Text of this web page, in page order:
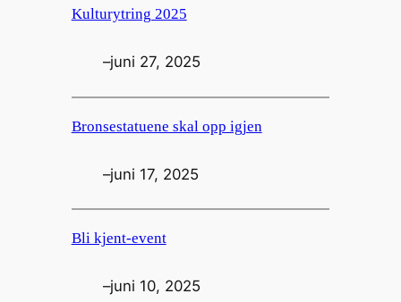
Kulturytring 2025
–juni 27, 2025
Bronsestatuene skal opp igjen
–juni 17, 2025
Bli kjent-event
–juni 10, 2025